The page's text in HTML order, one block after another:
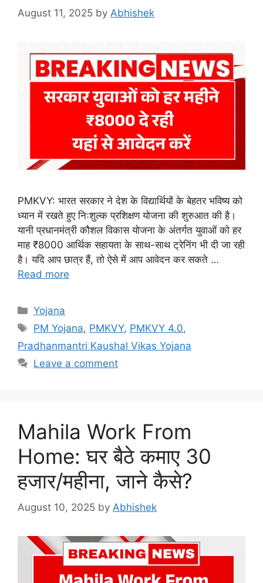
August 11, 2025 by Abhishek
PMKVY: भारत सरकार ने देश के विद्यार्थियों के बेहतर भविष्य को
ध्यान में रखते हुए निःशुल्क प्रशिक्षण योजना की शुरुआत की है।
यानी प्रधानमंत्री कौशल विकास योजना के अंतर्गत युवाओं को हर
माह ₹8000 आर्थिक सहायता के साथ-साथ ट्रेनिंग भी दी जा रही
है। यदि आप छात्र हैं, तो ऐसे में आप आवेदन कर सकते …
Read more
Categories
Yojana
Tags
PM Yojana, PMKVY, PMKVY 4.0,
Pradhanmantri Kaushal Vikas Yojana
Leave a comment
Mahila Work From
Home: घर बैठे कमाए 30
हजार/महीना, जाने कैसे?
August 10, 2025 by Abhishek